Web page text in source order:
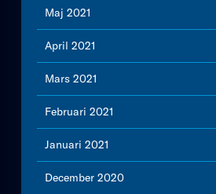
Maj 2021
April 2021
Mars 2021
Februari 2021
Januari 2021
December 2020